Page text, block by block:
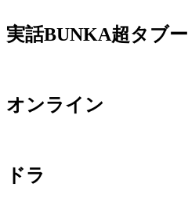
実話BUNKA超タブー
オンライン
ドラ